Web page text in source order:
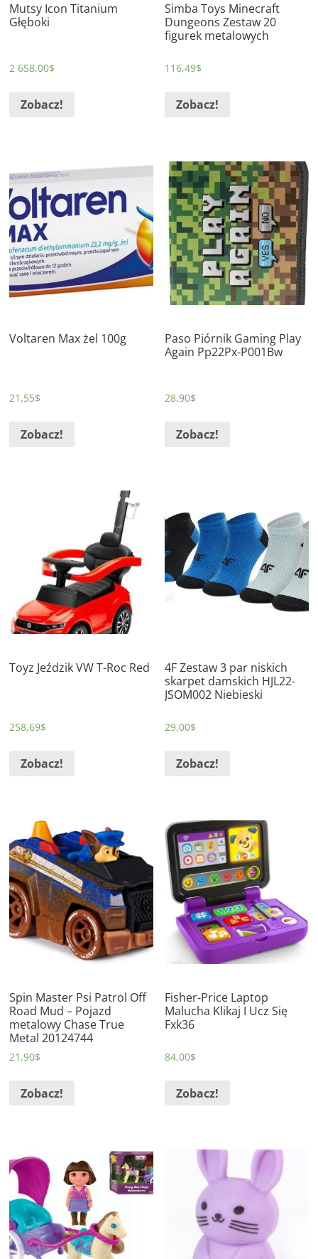
Mutsy Icon Titanium
Głęboki
2 658,00$
Zobacz!
Simba Toys Minecraft
Dungeons Zestaw 20
figurek metalowych
116,49$
Zobacz!
Voltaren Max żel 100g
21,55$
Zobacz!
Paso Piórnik Gaming Play
Again Pp22Px-P001Bw
28,90$
Zobacz!
Toyz Jeździk VW T-Roc Red
258,69$
Zobacz!
4F Zestaw 3 par niskich
skarpet damskich HJL22-
JSOM002 Niebieski
29,00$
Zobacz!
Spin Master Psi Patrol Off
Road Mud – Pojazd
metalowy Chase True
Metal 20124744
21,90$
Zobacz!
Fisher-Price Laptop
Malucha Klikaj I Ucz Się
Fxk36
84,00$
Zobacz!